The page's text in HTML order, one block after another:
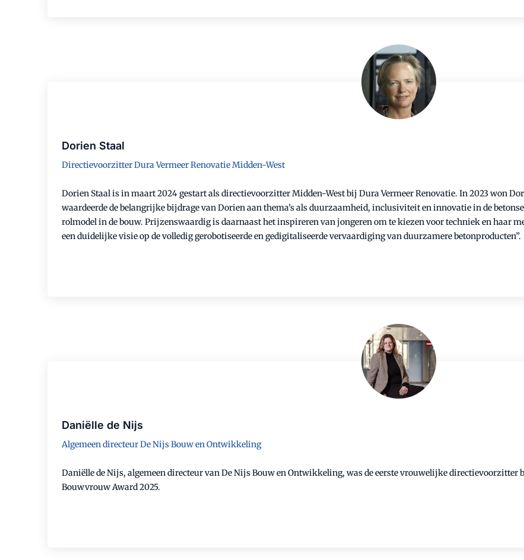
Dorien Staal
Directievoorzitter Dura Vermeer Renovatie Midden-West
Dorien Staal is in maart 2024 gestart als directievoorzitter Midden-West bij Dura Vermeer Renovatie. In 2023 won
waardeerde de belangrijke bijdrage van Dorien aan thema’s als duurzaamheid, inclusiviteit en innovatie in de
rolmodel in de bouw. Prijzenswaardig is daarnaast het inspireren van jongeren om te kiezen voor techniek en haar
een duidelijke visie op de volledig gerobotiseerde en gedigitaliseerde vervaardiging van duurzamere betonproducten”.
Daniëlle de Nijs
Algemeen directeur De Nijs Bouw en Ontwikkeling
Daniëlle de Nijs, algemeen directeur van De Nijs Bouw en Ontwikkeling, was de eerste vrouwelijke directievoorzitter
Bouwvrouw Award 2025.